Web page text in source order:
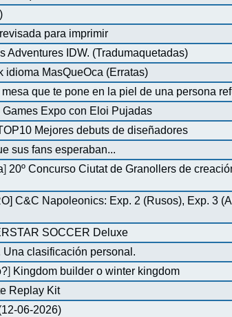
para imprimir
Adventures IDW. (Tradumaquetadas)
idioma MasQueOca (Erratas)
que te pone en la piel de una persona
Expo con Eloi Pujadas
Mejores debuts de diseñadores
sus fans esperaban...
] 20º Concurso Ciutat de Granollers de
C&C Napoleonics: Exp. 2 (Rusos), Exp. 3
SOCCER Deluxe
clasificación personal.
] Kingdom builder o winter kingdom
Replay Kit
06-2026)